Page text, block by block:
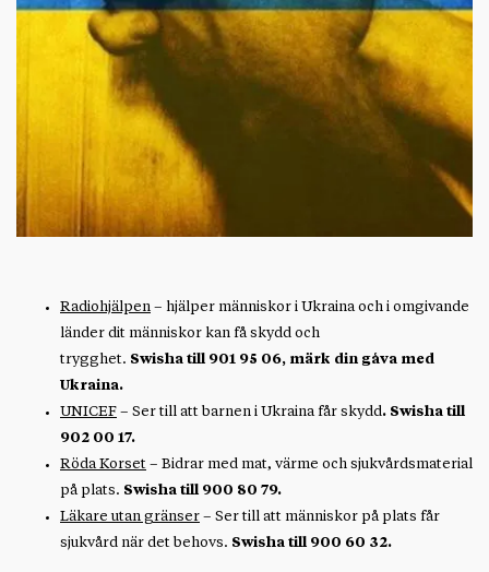
Radiohjälpen – hjälper människor i Ukraina och i omgivande
länder dit människor kan få skydd och
trygghet. Swisha till 901 95 06, märk din gåva med
Ukraina.
UNICEF – Ser till att barnen i Ukraina får skydd. Swisha till
902 00 17.
Röda Korset – Bidrar med mat, värme och sjukvårdsmaterial
på plats. Swisha till 900 80 79.
Läkare utan gränser – Ser till att människor på plats får
sjukvård när det behovs. Swisha till 900 60 32.